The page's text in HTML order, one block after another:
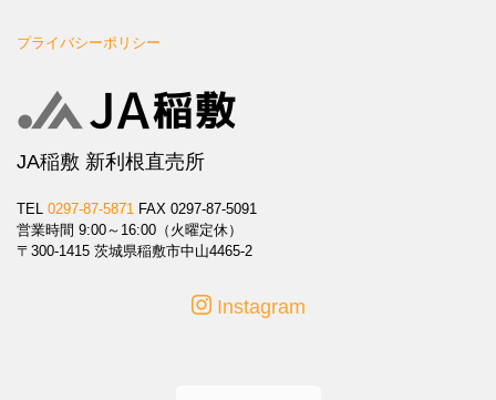
プライバシーポリシー
JA稲敷 新利根直売所
TEL 0297-87-5871 FAX 0297-87-5091
営業時間 9:00～16:00（火曜定休）
〒300-1415 茨城県稲敷市中山4465-2
Instagram